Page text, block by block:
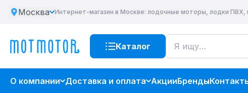
Москва Интернет-магазин в Москве: лодочные моторы, лодки ПВХ,
Каталог
О компании Доставка и оплата АкцииБренды